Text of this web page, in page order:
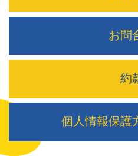
お問
約
個人情報保護